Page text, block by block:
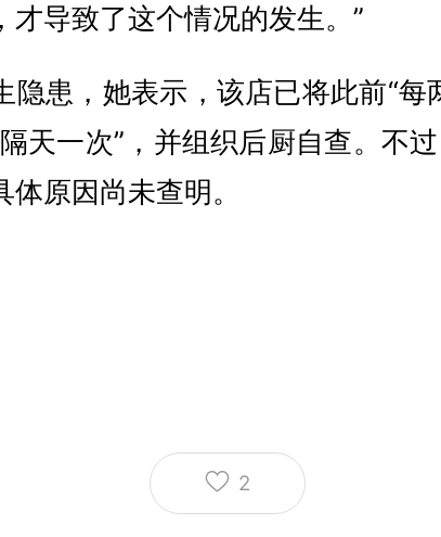
才导致了这个情况的发生。”
隐患，她表示，该店已将此前“每
天一次”，并组织后厨自查。不
原因尚未查明。
2